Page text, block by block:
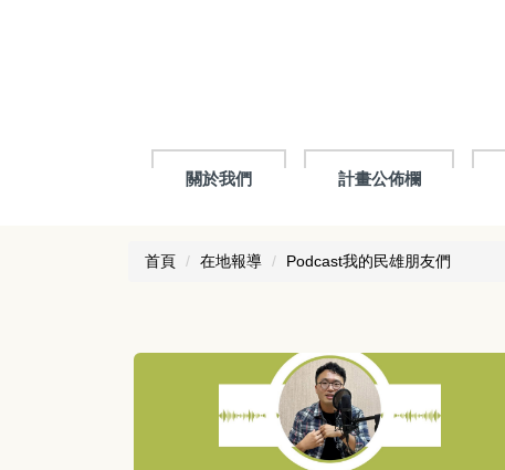
關於我們 計畫公佈欄
首頁 在地報導 Podcast我的民雄朋友們